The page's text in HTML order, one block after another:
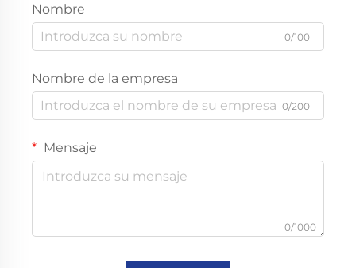
Nombre
0/100
Nombre de la empresa
0/200
Mensaje
0/1000